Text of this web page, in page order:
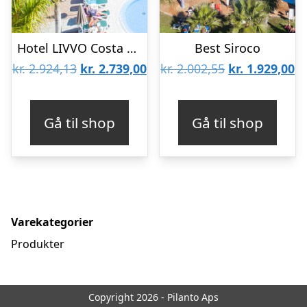
Hotel LIVVO Costa Taurito
kr.2.924,13 Den
var:
kr. 2.924,13.
kr. 2.739,00Den
kr. 2.739,00.
Gå til shop
Best Siroco
kr.2.002,55 Den
var:
kr. 2.002,55.
kr. 1.929,00
Gå til shop
Varekategorier
Produkter
Copyright 2026 - Pilanto Aps